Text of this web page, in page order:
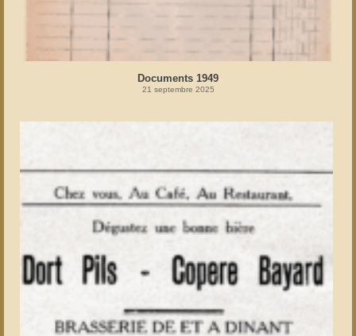
Documents 1949
21 septembre 2025